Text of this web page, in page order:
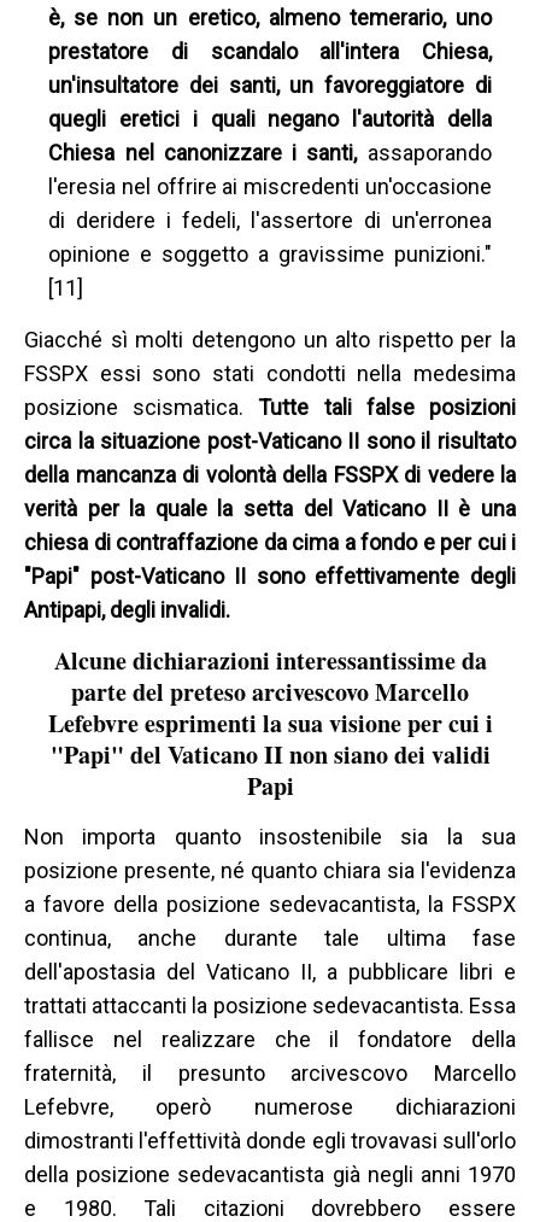
è, se non un eretico, almeno temerario, uno
prestatore di scandalo all'intera Chiesa,
un'insultatore dei santi, un favoreggiatore di
quegli eretici i quali negano l'autorità della
Chiesa nel canonizzare i santi, assaporando
l'eresia nel offrire ai miscredenti un'occasione
di deridere i fedeli, l'assertore di un'erronea
opinione e soggetto a gravissime punizioni."
[11]
Giacché sì molti detengono un alto rispetto per la
FSSPX essi sono stati condotti nella medesima
posizione scismatica.Tutte tali false posizioni
circa la situazione post-Vaticano II sono il risultato
della mancanza di volontà della FSSPX di vedere la
verità per la quale la setta del Vaticano II è una
chiesa di contraffazione da cima a fondo e per cui i
"Papi" post-Vaticano II sono effettivamente degli
Antipapi, degli invalidi.
Alcune dichiarazioni interessantissime da
parte del preteso arcivescovo Marcello
Lefebvre esprimenti la sua visione per cui i
"Papi" del Vaticano II non siano dei validi
Papi
Non importa quanto insostenibile sia la sua
posizione presente, né quanto chiara sia l'evidenza
a favore della posizione sedevacantista, la FSSPX
continua, anche durante tale ultima fase
dell'apostasia del Vaticano II, a pubblicare libri e
trattati attaccanti la posizione sedevacantista. Essa
fallisce nel realizzare che il fondatore della
fraternità, il presunto arcivescovo Marcello
Lefebvre, operò numerose dichiarazioni
dimostranti l'effettività donde egli trovavasi sull'orlo
della posizione sedevacantista già negli anni 1970
e 1980. Tali citazioni dovrebbero essere